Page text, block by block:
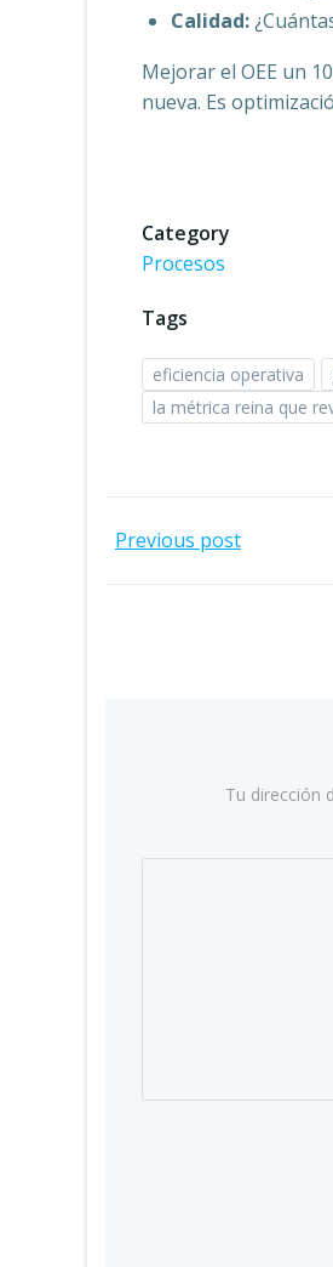
Calidad:
Mejorar el OEE un
nueva. Es
Category
Procesos
Tags
eficiencia operativa
la métrica reina que
Previous post
Tu dirección